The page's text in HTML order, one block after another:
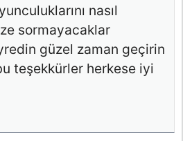
nasıl
sormayacaklar
güzel zaman geçirin
teşekkürler herkese iyi